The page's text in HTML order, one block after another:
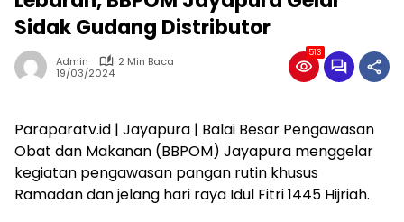
Sidak Gudang Distributor
Admin
2 Min Baca
19/03/2024
513
Paraparatv.id | Jayapura | Balai Besar Pengawasan
Obat dan Makanan (BBPOM) Jayapura menggelar
kegiatan pengawasan pangan rutin khusus
Ramadan dan jelang hari raya Idul Fitri 1445 Hijriah.